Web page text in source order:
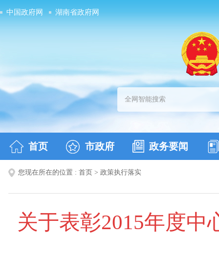
中国政府网 湖南省政府网
首页 市政府 政务要闻
您现在所在的位置 : 首页 > 政策执行落实
关于表彰2015年度